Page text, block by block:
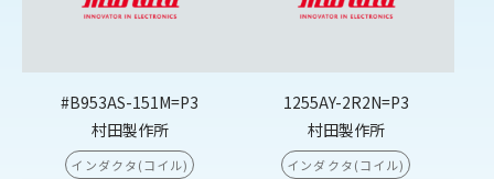
#B953AS-151M=P3
村田製作所
インダクタ(コイル)
1255AY-2R2N=P3
村田製作所
インダクタ(コイル)